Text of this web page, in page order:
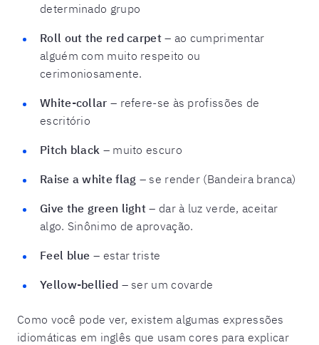
determinado grupo
Roll out the red carpet– ao cumprimentar
alguém com muito respeito ou
cerimoniosamente.
White-collar – refere-se às profissões de
escritório
Pitch black – muito escuro
Raise a white flag – se render (Bandeira branca)
Give the green light– dar à luz verde, aceitar
algo. Sinônimo de aprovação.
Feel blue – estar triste
Yellow-bellied –ser um covarde
Como você pode ver, existem algumas expressões
idiomáticas em inglês que usam cores para explicar